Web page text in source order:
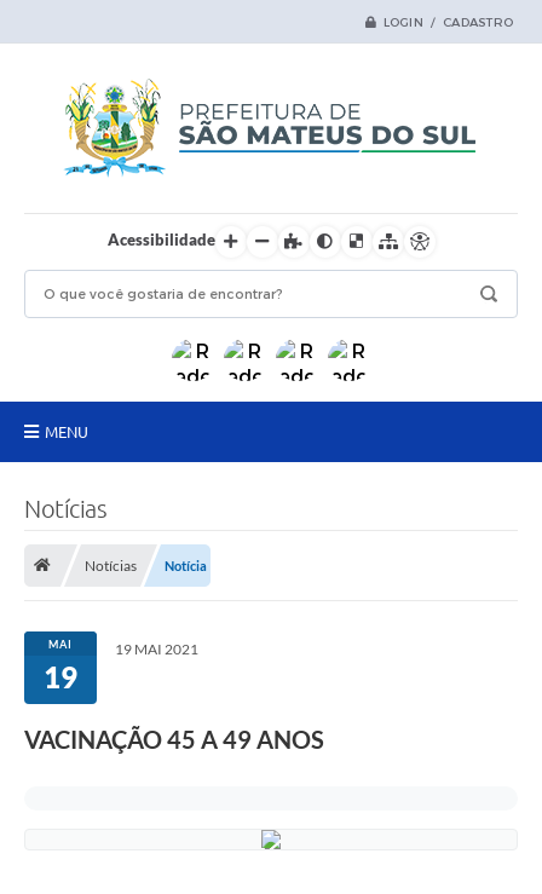
LOGIN / CADASTRO
Acessibilidade
MENU
Transparência
Secretarias
Notícias
Notícias Notícia
MAI
19
19 MAI 2021
VACINAÇÃO 45 A 49 ANOS